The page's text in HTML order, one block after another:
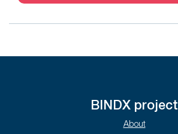
BINDX project
About